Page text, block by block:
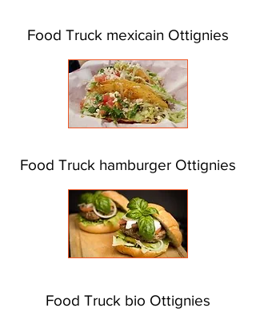
Food Truck mexicain Ottignies
Food Truck hamburger Ottignies
Food Truck bio Ottignies